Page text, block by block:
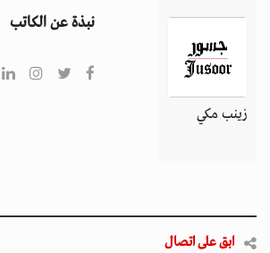
زينب مكي
نبذة عن الكاتب
ابق على اتصال